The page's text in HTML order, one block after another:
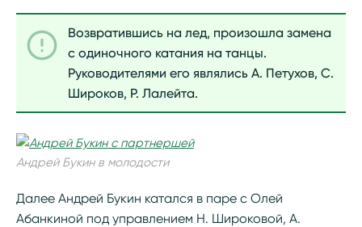
Возвратившись на лед, произошла замена
с одиночного катания на танцы.
Руководителями его являлись А. Петухов, С.
Широков, Р. Лалейта.
Андрей Букин в молодости
Далее Андрей Букин катался в паре с Олей
Абанкиной под управлением Н. Широковой, А.